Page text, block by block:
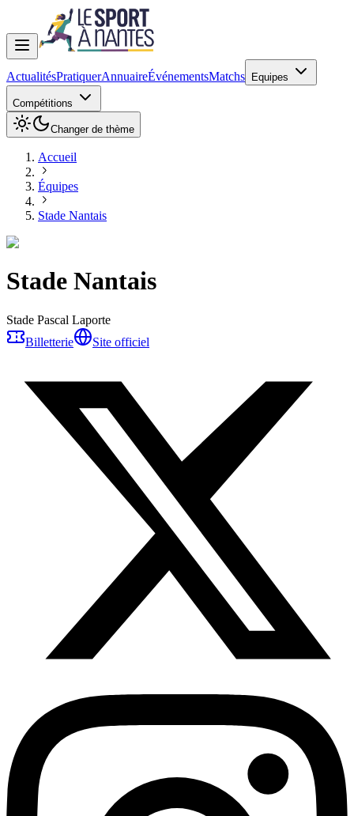
ActualitésPratiquerAnnuaireÉvénementsMatchs Equipes
Compétitions
Changer de thème
Accueil
Équipes
Stade Nantais
Stade Nantais
Stade Pascal Laporte
Billetterie
Site officiel